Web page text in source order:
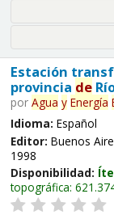
Estación
provincia de
por Agua y Energía
Idioma: Español
Editor: Buenos
1998
Disponibilidad:
topográfica: